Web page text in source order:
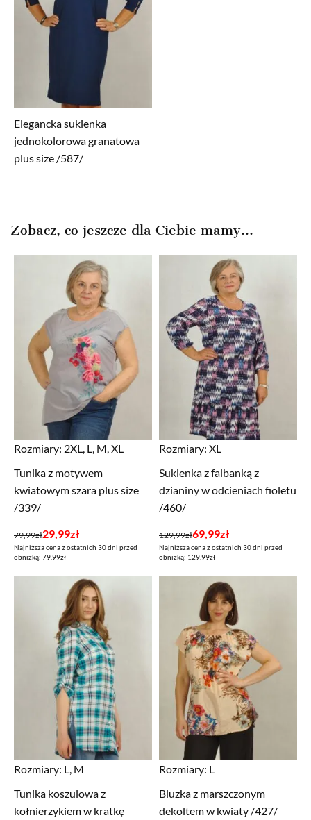
Elegancka sukienka
jednokolorowa granatowa
plus size /587/
Zobacz, co jeszcze dla Ciebie mamy...
Rozmiary: 2XL, L, M, XL
Tunika z motywem
kwiatowym szara plus size
/339/
79,99zł
Pierwotna
cena
29,99zł
Aktualna
cena
Najniższa cena z ostatnich 30 dni przed
obniżką: 79.99zł
Rozmiary: XL
Sukienka z falbanką z
dzianiny w odcieniach fioletu
/460/
129,99zł
Pierwotna
cena
69,99zł
Aktualna
cena
Najniższa cena z ostatnich 30 dni przed
obniżką: 129.99zł
Rozmiary: L, M
Tunika koszulowa z
kołnierzykiem w kratkę
Rozmiary: L
Bluzka z marszczonym
dekoltem w kwiaty /427/